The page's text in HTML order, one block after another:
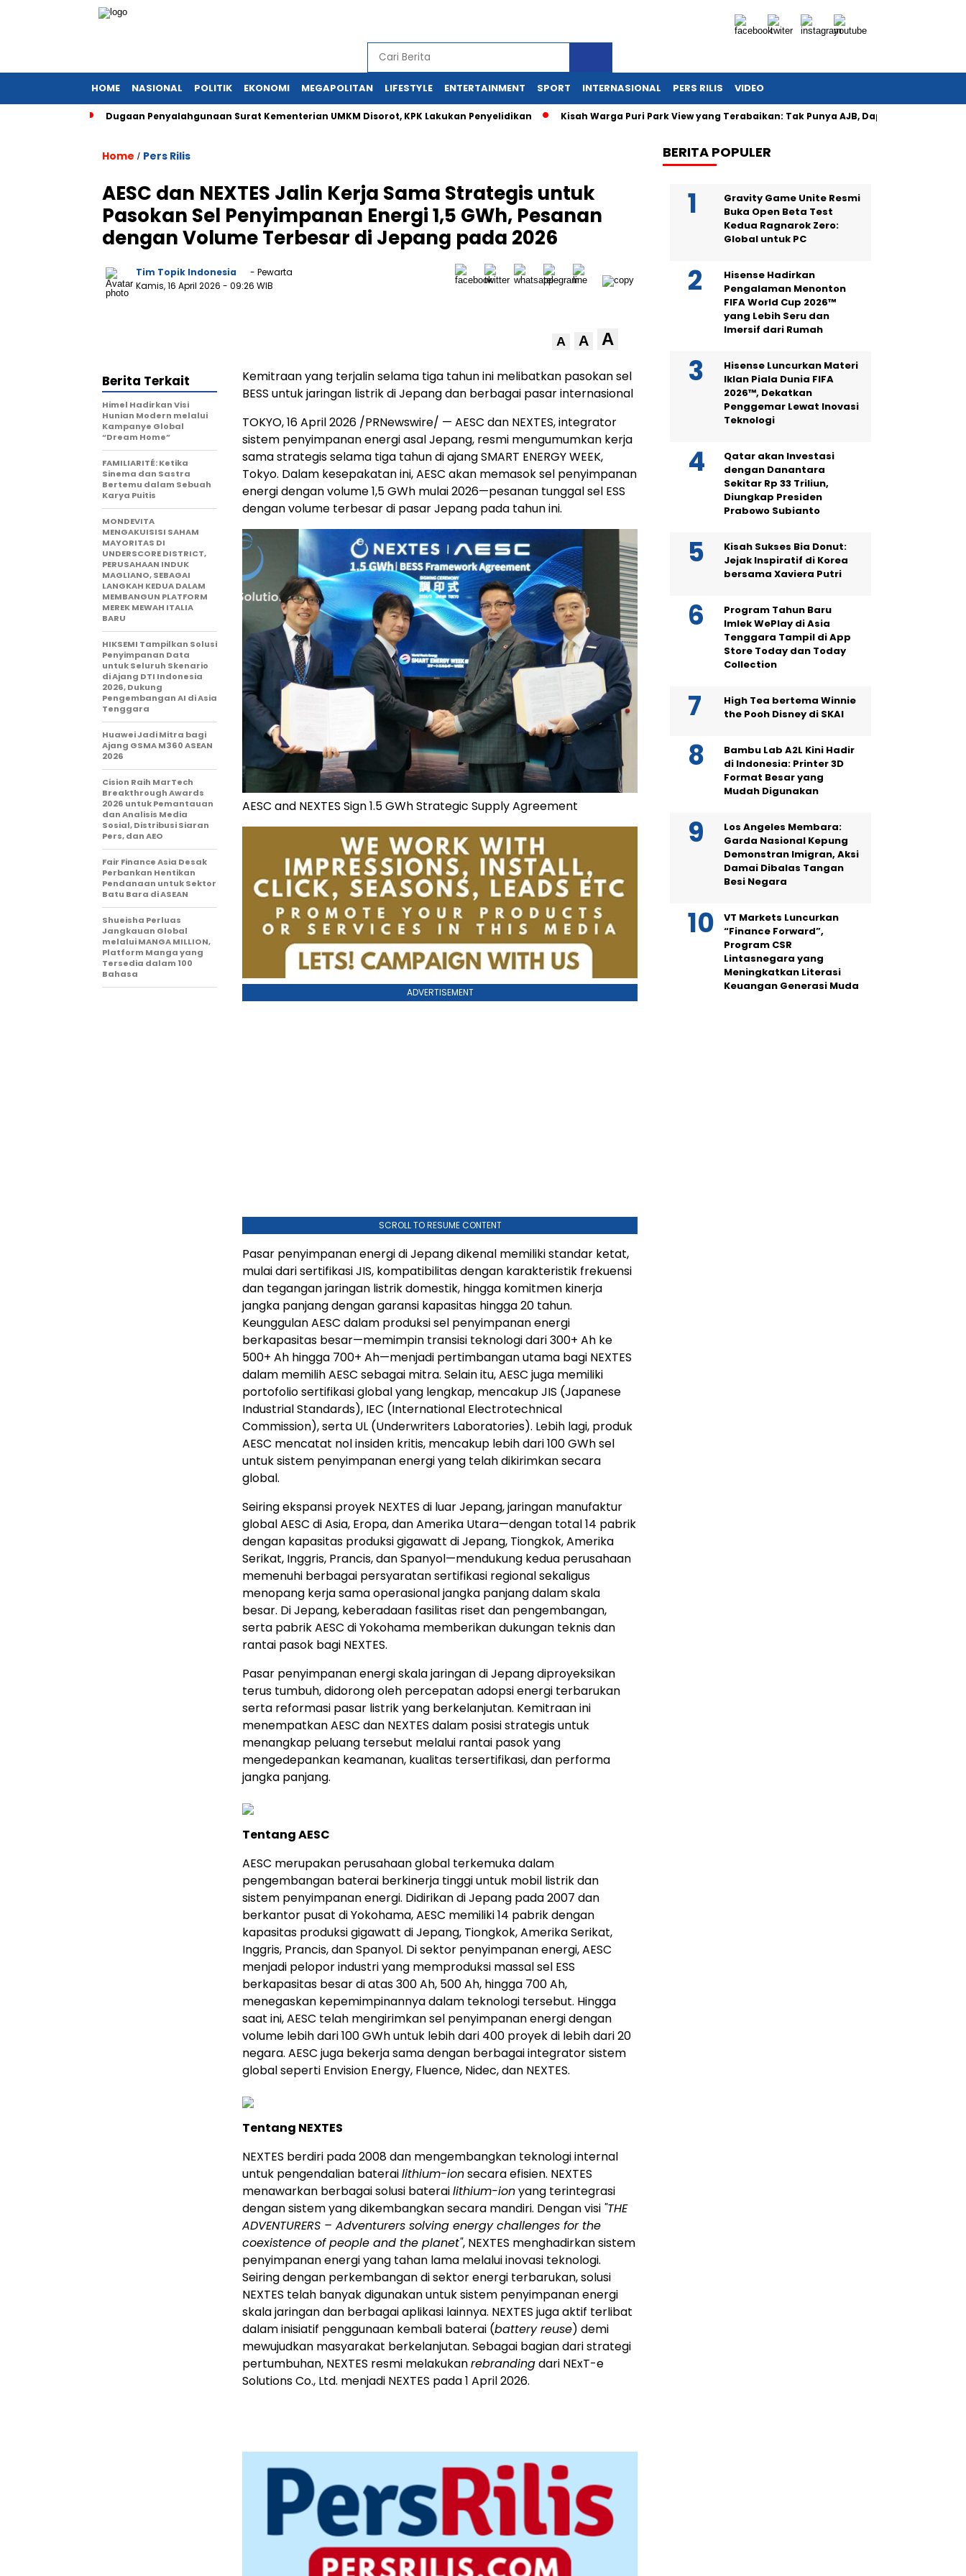
HOME NASIONAL POLITIK EKONOMI MEGAPOLITAN LIFESTYLE ENTERTAINMENT SPORT INTERNASIONAL PERS RILIS VIDEO
Dugaan Penyalahgunaan Surat Kementerian UMKM Disorot, KPK Lakukan Penyelidikan Kisah Warga Puri Park View yang Terabaikan: Tak Punya AJB, Dapat Lintah, Listrik
Home / Pers Rilis
AESC dan NEXTES Jalin Kerja Sama Strategis untuk
Pasokan Sel Penyimpanan Energi 1,5 GWh, Pesanan
dengan Volume Terbesar di Jepang pada 2026
Tim Topik Indonesia
- Pewarta
Kamis, 16 April 2026 - 09:26 WIB
A A A
Kemitraan yang terjalin selama tiga tahun ini melibatkan pasokan sel
BESS untuk jaringan listrik di Jepang dan berbagai pasar internasional
TOKYO, 16 April 2026 /PRNewswire/ — AESC dan NEXTES, integrator
sistem penyimpanan energi asal Jepang, resmi mengumumkan kerja
sama strategis selama tiga tahun di ajang SMART ENERGY WEEK,
Tokyo. Dalam kesepakatan ini, AESC akan memasok sel penyimpanan
energi dengan volume 1,5 GWh mulai 2026—pesanan tunggal sel ESS
dengan volume terbesar di pasar Jepang pada tahun ini.
AESC and NEXTES Sign 1.5 GWh Strategic Supply Agreement
ADVERTISEMENT
SCROLL TO RESUME CONTENT
Pasar penyimpanan energi di Jepang dikenal memiliki standar ketat,
mulai dari sertifikasi JIS, kompatibilitas dengan karakteristik frekuensi
dan tegangan jaringan listrik domestik, hingga komitmen kinerja
jangka panjang dengan garansi kapasitas hingga 20 tahun.
Keunggulan AESC dalam produksi sel penyimpanan energi
berkapasitas besar—memimpin transisi teknologi dari 300+ Ah ke
500+ Ah hingga 700+ Ah—menjadi pertimbangan utama bagi NEXTES
dalam memilih AESC sebagai mitra. Selain itu, AESC juga memiliki
portofolio sertifikasi global yang lengkap, mencakup JIS (Japanese
Industrial Standards), IEC (International Electrotechnical
Commission), serta UL (Underwriters Laboratories). Lebih lagi, produk
AESC mencatat nol insiden kritis, mencakup lebih dari 100 GWh sel
untuk sistem penyimpanan energi yang telah dikirimkan secara
global.
Seiring ekspansi proyek NEXTES di luar Jepang, jaringan manufaktur
global AESC di Asia, Eropa, dan Amerika Utara—dengan total 14 pabrik
dengan kapasitas produksi gigawatt di Jepang, Tiongkok, Amerika
Serikat, Inggris, Prancis, dan Spanyol—mendukung kedua perusahaan
memenuhi berbagai persyaratan sertifikasi regional sekaligus
menopang kerja sama operasional jangka panjang dalam skala
besar. Di Jepang, keberadaan fasilitas riset dan pengembangan,
serta pabrik AESC di Yokohama memberikan dukungan teknis dan
rantai pasok bagi NEXTES.
Pasar penyimpanan energi skala jaringan di Jepang diproyeksikan
terus tumbuh, didorong oleh percepatan adopsi energi terbarukan
serta reformasi pasar listrik yang berkelanjutan. Kemitraan ini
menempatkan AESC dan NEXTES dalam posisi strategis untuk
menangkap peluang tersebut melalui rantai pasok yang
mengedepankan keamanan, kualitas tersertifikasi, dan performa
jangka panjang.
Tentang AESC
AESC merupakan perusahaan global terkemuka dalam
pengembangan baterai berkinerja tinggi untuk mobil listrik dan
sistem penyimpanan energi. Didirikan di Jepang pada 2007 dan
berkantor pusat di Yokohama, AESC memiliki 14 pabrik dengan
kapasitas produksi gigawatt di Jepang, Tiongkok, Amerika Serikat,
Inggris, Prancis, dan Spanyol. Di sektor penyimpanan energi, AESC
menjadi pelopor industri yang memproduksi massal sel ESS
berkapasitas besar di atas 300 Ah, 500 Ah, hingga 700 Ah,
menegaskan kepemimpinannya dalam teknologi tersebut. Hingga
saat ini, AESC telah mengirimkan sel penyimpanan energi dengan
volume lebih dari 100 GWh untuk lebih dari 400 proyek di lebih dari 20
negara. AESC juga bekerja sama dengan berbagai integrator sistem
global seperti Envision Energy, Fluence, Nidec, dan NEXTES.
Tentang NEXTES
NEXTES berdiri pada 2008 dan mengembangkan teknologi internal
untuk pengendalian baterailithium-ionsecara efisien. NEXTES
menawarkan berbagai solusi baterailithium-ionyang terintegrasi
dengan sistem yang dikembangkan secara mandiri. Dengan visi "THE
ADVENTURERS – Adventurers solving energy challenges for the
coexistence of people and the planet", NEXTES menghadirkan sistem
penyimpanan energi yang tahan lama melalui inovasi teknologi.
Seiring dengan perkembangan di sektor energi terbarukan, solusi
NEXTES telah banyak digunakan untuk sistem penyimpanan energi
skala jaringan dan berbagai aplikasi lainnya. NEXTES juga aktif terlibat
dalam inisiatif penggunaan kembali baterai (battery reuse) demi
mewujudkan masyarakat berkelanjutan. Sebagai bagian dari strategi
pertumbuhan, NEXTES resmi melakukanrebrandingdari NExT-e
Solutions Co., Ltd. menjadi NEXTES pada 1 April 2026.
Berita Terkait
Himel Hadirkan Visi
Hunian Modern melalui
Kampanye Global
“Dream Home”
FAMILIARITÉ: Ketika
Sinema dan Sastra
Bertemu dalam Sebuah
Karya Puitis
MONDEVITA
MENGAKUISISI SAHAM
MAYORITAS DI
UNDERSCORE DISTRICT,
PERUSAHAAN INDUK
MAGLIANO, SEBAGAI
LANGKAH KEDUA DALAM
MEMBANGUN PLATFORM
MEREK MEWAH ITALIA
BARU
HIKSEMI Tampilkan Solusi
Penyimpanan Data
untuk Seluruh Skenario
di Ajang DTI Indonesia
2026, Dukung
Pengembangan AI di Asia
Tenggara
Huawei Jadi Mitra bagi
Ajang GSMA M360 ASEAN
2026
Cision Raih MarTech
Breakthrough Awards
2026 untuk Pemantauan
dan Analisis Media
Sosial, Distribusi Siaran
Pers, dan AEO
Fair Finance Asia Desak
Perbankan Hentikan
Pendanaan untuk Sektor
Batu Bara di ASEAN
Shueisha Perluas
Jangkauan Global
melalui MANGA MILLION,
Platform Manga yang
Tersedia dalam 100
Bahasa
BERITA POPULER
Gravity Game Unite Resmi
Buka Open Beta Test
Kedua Ragnarok Zero:
Global untuk PC
Hisense Hadirkan
Pengalaman Menonton
FIFA World Cup 2026™
yang Lebih Seru dan
Imersif dari Rumah
Hisense Luncurkan Materi
Iklan Piala Dunia FIFA
2026™, Dekatkan
Penggemar Lewat Inovasi
Teknologi
Qatar akan Investasi
dengan Danantara
Sekitar Rp 33 Triliun,
Diungkap Presiden
Prabowo Subianto
Kisah Sukses Bia Donut:
Jejak Inspiratif di Korea
bersama Xaviera Putri
Program Tahun Baru
Imlek WePlay di Asia
Tenggara Tampil di App
Store Today dan Today
Collection
High Tea bertema Winnie
the Pooh Disney di SKAI
Bambu Lab A2L Kini Hadir
di Indonesia: Printer 3D
Format Besar yang
Mudah Digunakan
Los Angeles Membara:
Garda Nasional Kepung
Demonstran Imigran, Aksi
Damai Dibalas Tangan
Besi Negara
VT Markets Luncurkan
“Finance Forward”,
Program CSR
Lintasnegara yang
Meningkatkan Literasi
Keuangan Generasi Muda